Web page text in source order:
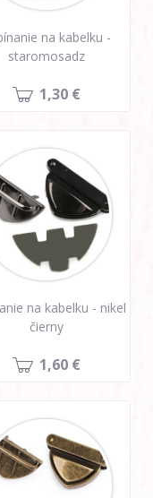
na kabelku -
staromosadz
1,30 €
na kabelku - nikel
čierny
1,60 €